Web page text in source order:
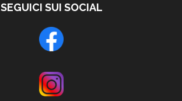
SEGUICI SUI SOCIAL